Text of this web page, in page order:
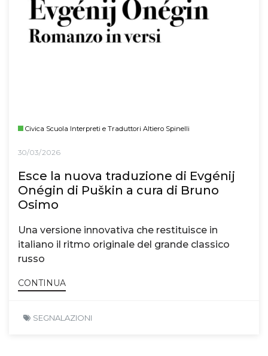
Civica Scuola Interpreti e Traduttori Altiero Spinelli
30/03/2026
Esce la nuova traduzione di Evgénij
Onégin di Puškin a cura di Bruno
Osimo
Una versione innovativa che restituisce in
italiano il ritmo originale del grande classico
russo
CONTINUA
SEGNALAZIONI